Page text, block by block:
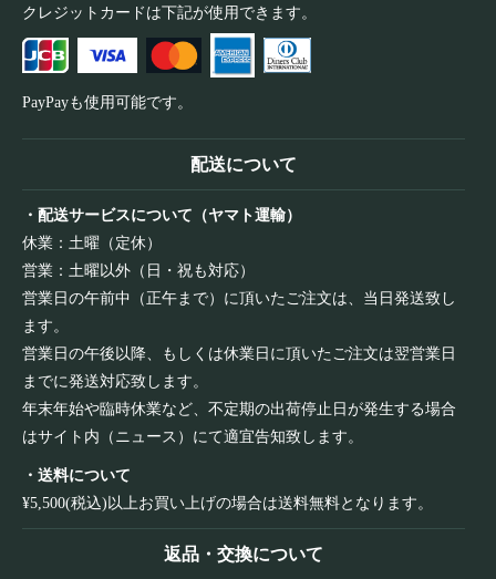
クレジットカードは下記が使用できます。
PayPayも使用可能です。
配送について
・配送サービスについて（ヤマト運輸）
休業：土曜（定休）
営業：土曜以外（日・祝も対応）
営業日の午前中（正午まで）に頂いたご注文は、当日発送致し
ます。
営業日の午後以降、もしくは休業日に頂いたご注文は翌営業日
までに発送対応致します。
年末年始や臨時休業など、不定期の出荷停止日が発生する場合
はサイト内（ニュース）にて適宜告知致します。
・送料について
¥5,500(税込)以上お買い上げの場合は送料無料となります。
返品・交換について